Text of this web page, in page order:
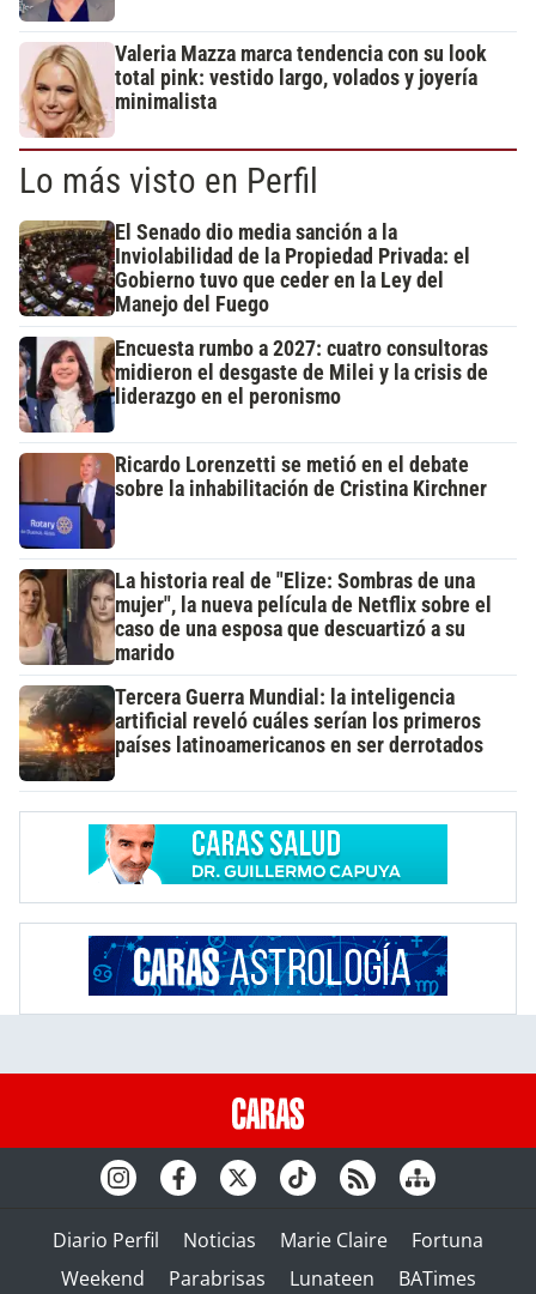
Valeria Mazza marca tendencia con su look
total pink: vestido largo, volados y joyería
minimalista
Lo más visto en Perfil
El Senado dio media sanción a la
Inviolabilidad de la Propiedad Privada: el
Gobierno tuvo que ceder en la Ley del
Manejo del Fuego
Encuesta rumbo a 2027: cuatro consultoras
midieron el desgaste de Milei y la crisis de
liderazgo en el peronismo
Ricardo Lorenzetti se metió en el debate
sobre la inhabilitación de Cristina Kirchner
La historia real de "Elize: Sombras de una
mujer", la nueva película de Netflix sobre el
caso de una esposa que descuartizó a su
marido
Tercera Guerra Mundial: la inteligencia
artificial reveló cuáles serían los primeros
países latinoamericanos en ser derrotados
Diario Perfil Noticias Marie Claire
Fortuna
Weekend
Parabrisas Lunateen BATimes